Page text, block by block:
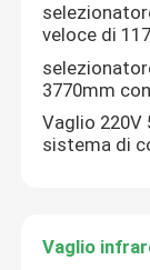
veloce di
3770mm
Vaglio 220V
sistema di
Vaglio